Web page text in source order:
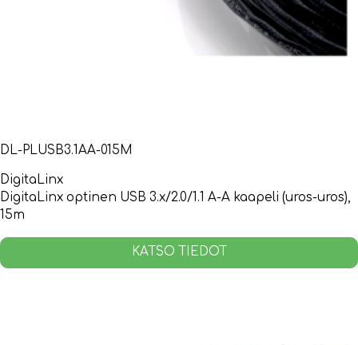
DL-PLUSB3.1AA-015M
DigitaLinx
DigitaLinx optinen USB 3.x/2.0/1.1 A-A kaapeli (uros-uros),
15m
KATSO TIEDOT